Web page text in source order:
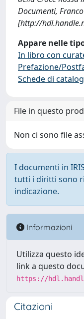
Documenti,
[http://
Appare nelle
In libro con
Prefazione/
Schede di
File in questo
Non ci sono file
I documenti in
tutti i diritti sono
indicazione.
Informazioni
Utilizza questo
link a questo
https://
Citazioni